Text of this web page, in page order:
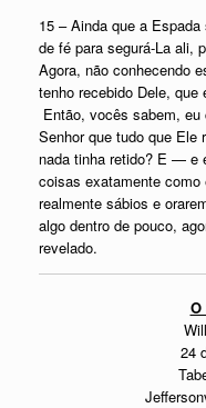
15 – Ainda que a
de fé para segurá-La ali,
Agora, não conhecendo
tenho recebido Dele,
Então, vocês sabem,
Senhor que tudo que Ele
nada tinha retido? E — e
coisas exatamente
realmente sábios e
algo dentro de pouco,
revelado.
O
24